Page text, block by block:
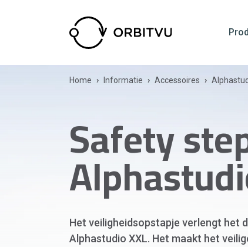
Home Informatie Accessoires
Safety
Het veiligheidsopstapje verlengt het
Alphastudio XXL. Het maakt het